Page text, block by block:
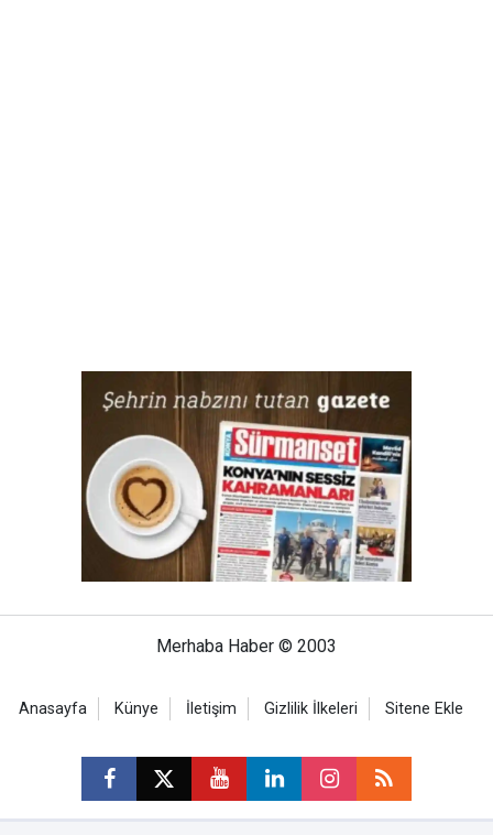
Merhaba Haber © 2003
Anasayfa Künye İletişim Gizlilik İlkeleri Sitene Ekle